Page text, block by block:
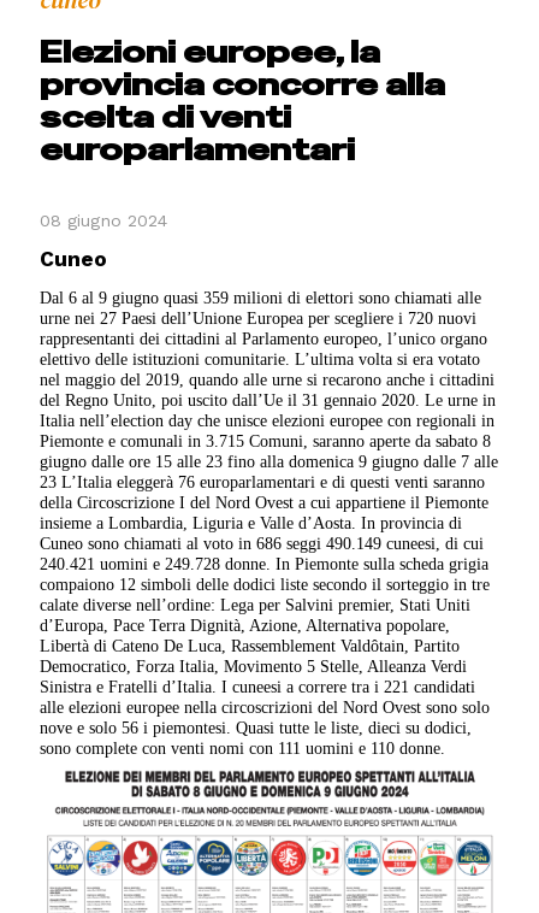
Elezioni europee, la
provincia concorre alla
scelta di venti
europarlamentari
08 giugno 2024
Cuneo
Dal 6 al 9 giugno quasi 359 milioni di elettori sono chiamati alle
urne nei 27 Paesi dell’Unione Europea per scegliere i 720 nuovi
rappresentanti dei cittadini al Parlamento europeo, l’unico organo
elettivo delle istituzioni comunitarie. L’ultima volta si era votato
nel maggio del 2019, quando alle urne si recarono anche i cittadini
del Regno Unito, poi uscito dall’Ue il 31 gennaio 2020. Le urne in
Italia nell’election day che unisce elezioni europee con regionali in
Piemonte e comunali in 3.715 Comuni, saranno aperte da sabato 8
giugno dalle ore 15 alle 23 fino alla domenica 9 giugno dalle 7 alle
23 L’Italia eleggerà 76 europarlamentari e di questi venti saranno
della Circoscrizione I del Nord Ovest a cui appartiene il Piemonte
insieme a Lombardia, Liguria e Valle d’Aosta. In provincia di
Cuneo sono chiamati al voto in 686 seggi 490.149 cuneesi, di cui
240.421 uomini e 249.728 donne. In Piemonte sulla scheda grigia
compaiono 12 simboli delle dodici liste secondo il sorteggio in tre
calate diverse nell’ordine: Lega per Salvini premier, Stati Uniti
d’Europa, Pace Terra Dignità, Azione, Alternativa popolare,
Libertà di Cateno De Luca, Rassemblement Valdôtain, Partito
Democratico, Forza Italia, Movimento 5 Stelle, Alleanza Verdi
Sinistra e Fratelli d’Italia. I cuneesi a correre tra i 221 candidati
alle elezioni europee nella circoscrizioni del Nord Ovest sono solo
nove e solo 56 i piemontesi. Quasi tutte le liste, dieci su dodici,
sono complete con venti nomi con 111 uomini e 110 donne.